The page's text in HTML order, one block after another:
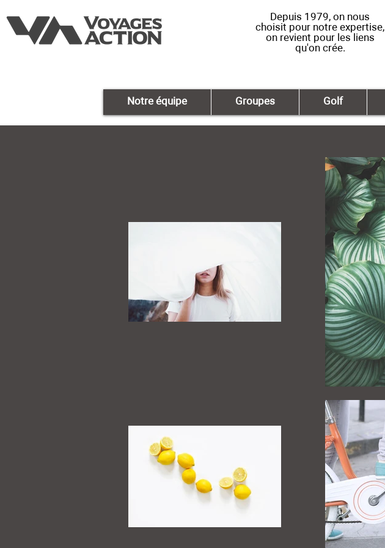
Depuis 1979, on nous
choisit pour notre expertise,
on revient pour les liens
qu'on crée.
Notre équipe Groupes Golf